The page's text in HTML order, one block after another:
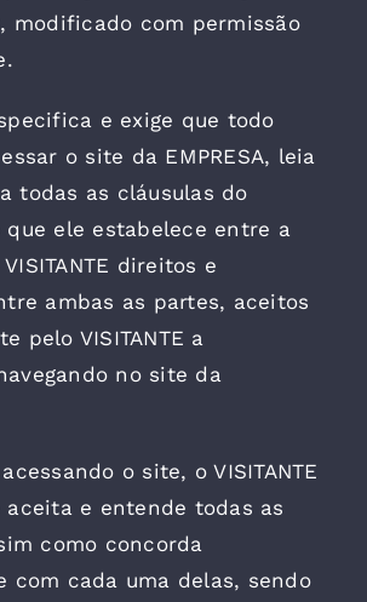
modificado com permissão
e exige que todo
o site da EMPRESA, leia
todas as cláusulas do
que ele estabelece entre a
VISITANTE direitos e
ambas as partes, aceitos
pelo VISITANTE a
no site da
o site, o VISITANTE
aceita e entende todas as
como concorda
com cada uma delas, sendo